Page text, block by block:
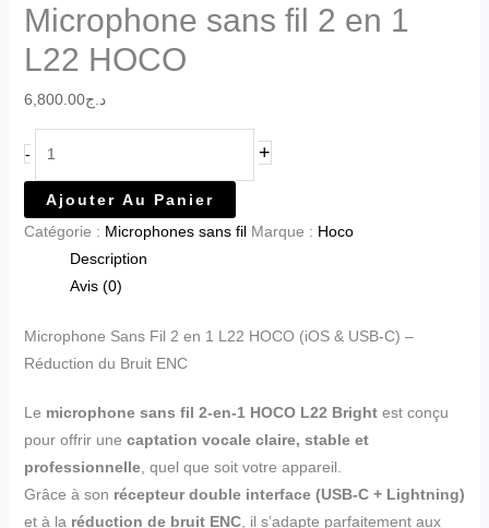
Microphone sans fil 2 en 1
L22 HOCO
د.ج6,800.00
- +
Ajouter Au Panier
Catégorie : Microphones sans fil Marque : Hoco
Description
Avis (0)
Microphone Sans Fil 2 en 1 L22 HOCO (iOS & USB-C) –
Réduction du Bruit ENC
Le microphone sans fil 2-en-1 HOCO L22 Brightest conçu
pour offrir une captation vocale claire, stable et
professionnelle, quel que soit votre appareil.
Grâce à son récepteur double interface (USB-C + Lightning)
et à la réduction de bruit ENC, il s’adapte parfaitement aux